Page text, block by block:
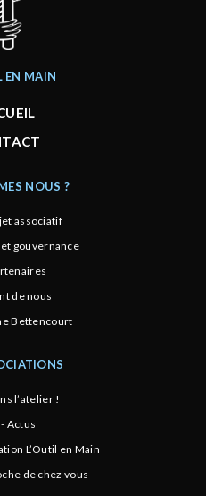
EN MAIN
NOUS ?
associatif
gouvernance
de nous
Bettencourt
l’atelier !
Actus
L’Outil en Main
de chez vous